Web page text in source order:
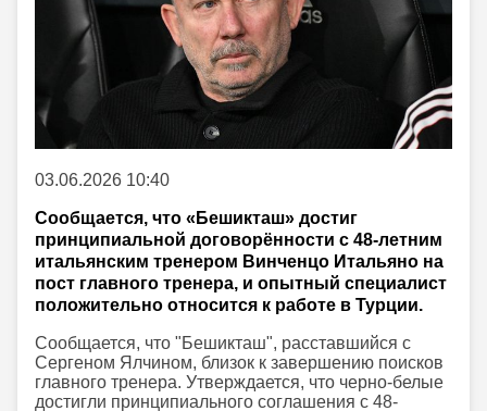
03.06.2026 10:40
Сообщается, что «Бешикташ» достиг
принципиальной договорённости с 48-летним
итальянским тренером Винченцо Итальяно на
пост главного тренера, и опытный специалист
положительно относится к работе в Турции.
Сообщается, что "Бешикташ", расставшийся с
Сергеном Ялчином, близок к завершению поисков
главного тренера. Утверждается, что черно-белые
достигли принципиального соглашения с 48-